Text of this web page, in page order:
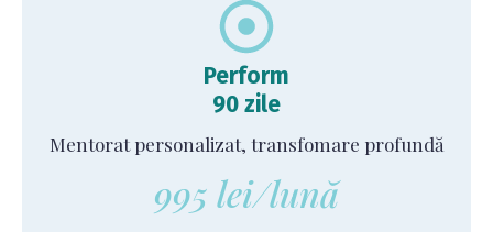
Perform
90 zile
Mentorat personalizat, transfomare profundă
995 lei/lună